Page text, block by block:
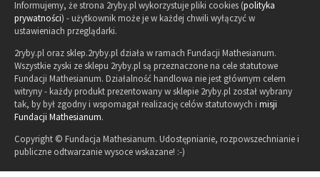
Informujemy, że strona 2ryby.pl wykorzystuje pliki cookies (polityka
prywatności) - użytkownik może je w każdej chwili wyłączyć w
ustawieniach przeglądarki.
2ryby.pl oraz sklep.2ryby.pl działa w ramach Fundacji Mathesianum.
Wszystkie zyski ze sklepu 2ryby.pl są przeznaczone na cele statutowe
Fundacji Mathesianum. Działalność handlowa nie jest głównym celem
witryny - każdy produkt prezentowany w sklepie 2ryby.pl został wybrany
tak, by był zgodny i wspomagał realizację celów statutowych i misji
Fundacji Mathesianum.
Copyright © Fundacja Mathesianum. Udostępnianie, rozpowszechnianie i
publiczne odtwarzanie wysoce wskazane! :-)